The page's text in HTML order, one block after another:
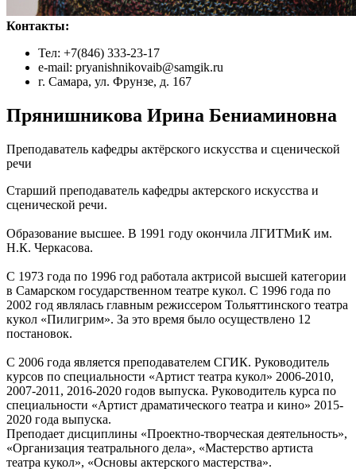
Контакты:
Тел: +7(846) 333-23-17
e-mail: pryanishnikovaib@samgik.ru
г. Самара, ул. Фрунзе, д. 167
Прянишникова Ирина Бениаминовна
Преподаватель кафедры актёрского искусства и сценической
речи
Старший преподаватель кафедры актерского искусства и
сценической речи.
Образование высшее. В 1991 году окончила ЛГИТМиК им.
Н.К. Черкасова.
С 1973 года по 1996 год работала актрисой высшей категории
в Самарском государственном театре кукол. С 1996 года по
2002 год являлась главным режиссером Тольяттинского театра
кукол «Пилигрим». За это время было осуществлено 12
постановок.
С 2006 года является преподавателем СГИК. Руководитель
курсов по специальности «Артист театра кукол» 2006-2010,
2007-2011, 2016-2020 годов выпуска. Руководитель курса по
специальности «Артист драматического театра и кино» 2015-
2020 года выпуска.
Преподает дисциплины «Проектно-творческая деятельность»,
«Организация театрального дела», «Мастерство артиста
театра кукол», «Основы актерского мастерства».